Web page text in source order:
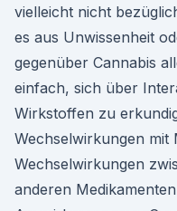
vielleicht nicht
es aus Unwissenheit
gegenüber Cannabis
einfach, sich über
Wirkstoffen zu
Wechselwirkungen mit
Wechselwirkungen
anderen